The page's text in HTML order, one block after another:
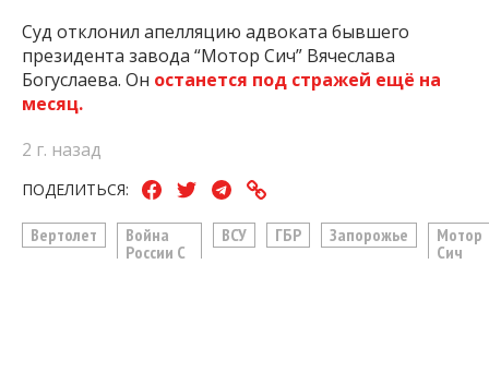
Суд отклонил апелляцию адвоката бывшего
президента завода “Мотор Сич” Вячеслава
Богуслаева. Он останется под стражей ещё на
месяц.
2 г. назад
ПОДЕЛИТЬСЯ:
Вертолет
Война
России С
ВСУ ГБР Запорожье
Мотор
Сич